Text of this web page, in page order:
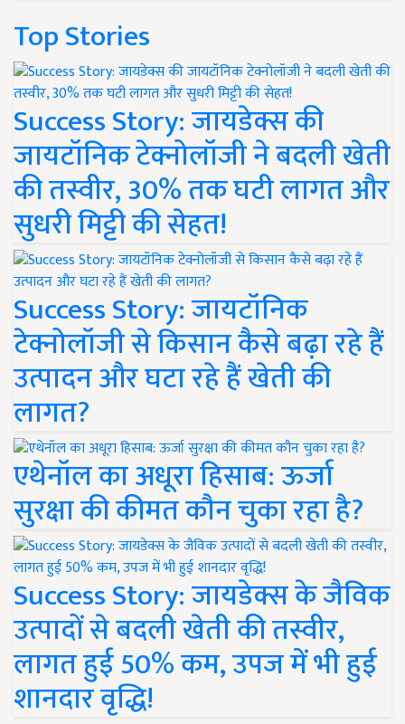
Top Stories
Success Story: जायडेक्स की
जायटॉनिक टेक्नोलॉजी ने बदली खेती
की तस्वीर, 30% तक घटी लागत और
सुधरी मिट्टी की सेहत!
Success Story: जायटॉनिक
टेक्नोलॉजी से किसान कैसे बढ़ा रहे हैं
उत्पादन और घटा रहे हैं खेती की
लागत?
एथेनॉल का अधूरा हिसाब: ऊर्जा
सुरक्षा की कीमत कौन चुका रहा है?
Success Story: जायडेक्स के जैविक
उत्पादों से बदली खेती की तस्वीर,
लागत हुई 50% कम, उपज में भी हुई
शानदार वृद्धि!